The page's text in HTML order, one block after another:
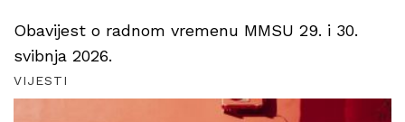
Obavijest o radnom vremenu MMSU 29. i 30.
svibnja 2026.
VIJESTI